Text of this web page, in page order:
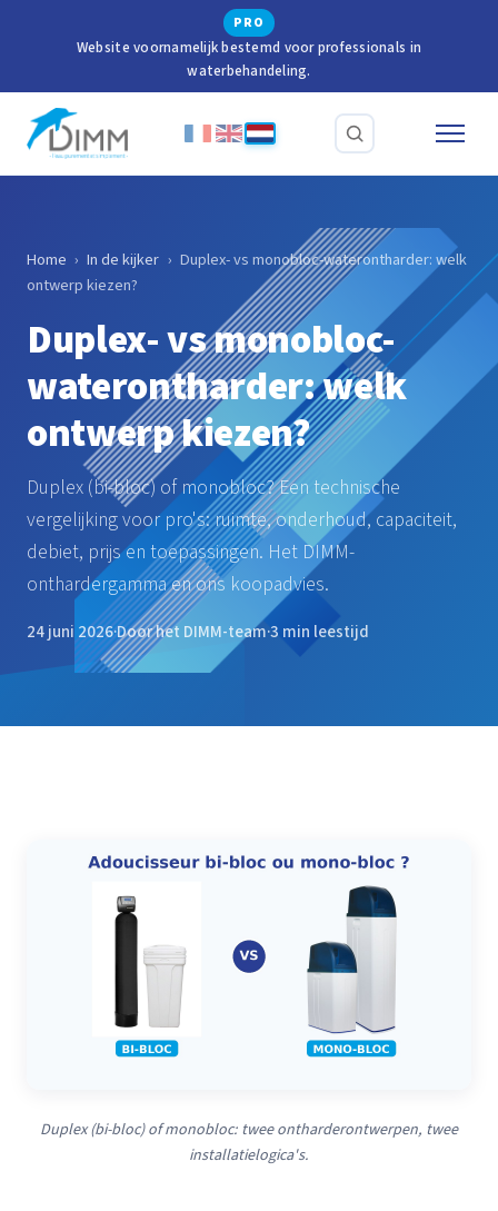
PRO
Website voornamelijk bestemd voor professionals in
waterbehandeling.
Home › In de kijker › Duplex- vs monobloc-waterontharder: welk
ontwerp kiezen?
Duplex- vs monobloc-
waterontharder: welk
ontwerp kiezen?
Duplex (bi-bloc) of monobloc? Een technische
vergelijking voor pro's: ruimte, onderhoud, capaciteit,
debiet, prijs en toepassingen. Het DIMM-
onthardergamma en ons koopadvies.
24 juni 2026·Door het DIMM-team·3 min leestijd
Duplex (bi-bloc) of monobloc: twee ontharderontwerpen, twee
installatielogica's.